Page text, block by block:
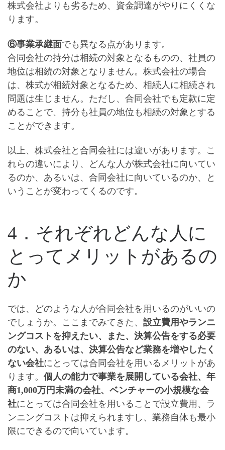
株式会社よりも劣るため、資金調達がやりにくくな
ります。
⑥事業承継面でも異なる点があります。
合同会社の持分は相続の対象となるものの、社員の
地位は相続の対象となりません。株式会社の場合
は、 株式が相続対象 となるため、相続人に相続され
問題は生じません。ただし、合同会社でも定款に定
めることで、持分も社員の地位も相続の対象とする
ことができます。
以上、株式会社と合同会社には違いがあります。こ
れらの違いにより、どんな人が株式会社に向いてい
るのか、あるいは、合同会社に向いているのか、と
いうことが変わってくるのです。
4．それぞれどんな人に
とってメリットがあるの
か
では、どのような人が合同会社を用いるのがいいの
でしょうか。ここまでみてきた、 設立費用やランニ
ングコストを抑えたい、
また、決算公告をする必要
のない、あるいは、決算公告など業務を増やしたく
ない会社にとっては合同会社を用いるメリットがあ
ります。 個人の能力で事業を展開している会社、年
商1,000万円未満の会社、 ベンチャーの小規模な会
社にとっては合同会社を用いることで設立費用、ラ
ンニングコストは抑えられますし、業務自体も最小
限にできるので向いています。